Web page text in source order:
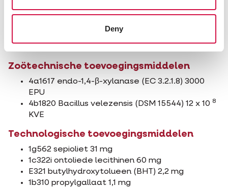
Deny
3b603 zinkoxide 15 mg
3b801 natriumseleniet 0,06 mg
Zoötechnische toevoegingsmiddelen
4a1617 endo-1,4-β-xylanase (EC 3.2.1.8) 3000
EPU
4b1820 Bacillus velezensis (DSM 15544) 12 x 10 8
KVE
Technologische toevoegingsmiddelen
1g562 sepioliet 31 mg
1c322i ontoliede lecithinen 60 mg
E321 butylhydroxytolueen (BHT) 2,2 mg
1b310 propylgallaat 1,1 mg